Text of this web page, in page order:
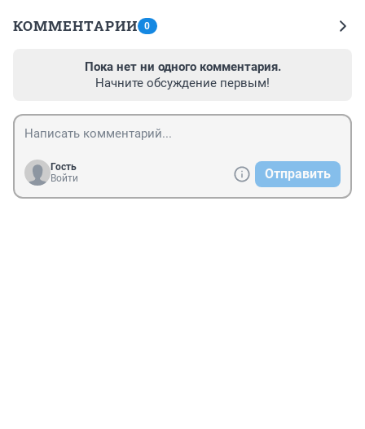
КОММЕНТАРИИ 0
Пока нет ни одного комментария.
Начните обсуждение первым!
Гость
Войти
Отправить